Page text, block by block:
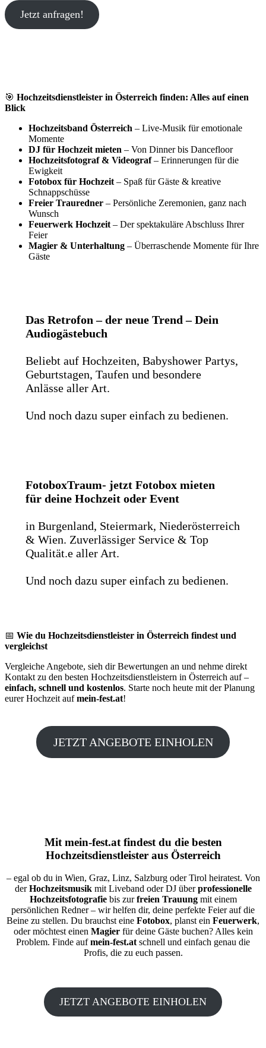
Jetzt anfragen!
🎯 Hochzeitsdienstleister in Österreich finden: Alles auf einen
Blick
Hochzeitsband Österreich – Live-Musik für emotionale
Momente
DJ für Hochzeit mieten – Von Dinner bis Dancefloor
Hochzeitsfotograf & Videograf– Erinnerungen für die
Ewigkeit
Fotobox für Hochzeit – Spaß für Gäste & kreative
Schnappschüsse
Freier Trauredner – Persönliche Zeremonien, ganz nach
Wunsch
Feuerwerk Hochzeit – Der spektakuläre Abschluss Ihrer
Feier
Magier & Unterhaltung – Überraschende Momente für Ihre
Gäste
Das Retrofon – der neue Trend – Dein
Audiogästebuch
Beliebt auf Hochzeiten, Babyshower Partys,
Geburtstagen, Taufen und besondere
Anlässe aller Art.
Und noch dazu super einfach zu bedienen.
FotoboxTraum- jetzt Fotobox mieten
für deine Hochzeit oder Event
in Burgenland, Steiermark, Niederösterreich
& Wien. Zuverlässiger Service & Top
Qualität.e aller Art.
Und noch dazu super einfach zu bedienen.
📅 Wie du Hochzeitsdienstleister in Österreich findest und
vergleichst
Vergleiche Angebote, sieh dir Bewertungen an und nehme direkt
Kontakt zu den besten Hochzeitsdienstleistern in Österreich auf –
einfach, schnell und kostenlos. Starte noch heute mit der Planung
eurer Hochzeit aufmein-fest.at!
JETZT ANGEBOTE EINHOLEN
Mit mein-fest.atfindest du die besten
Hochzeitsdienstleister aus Österreich
– egal ob du in Wien, Graz, Linz, Salzburg oder Tirol heiratest. Von
derHochzeitsmusikmit Liveband oder DJ überprofessionelle
Hochzeitsfotografiebis zurfreien Trauungmit einem
persönlichen Redner – wir helfen dir, deine perfekte Feier auf die
Beine zu stellen. Du brauchst eine Fotobox, planst ein Feuerwerk,
oder möchtest einen Magierfür deine Gäste buchen? Alles kein
Problem. Finde aufmein-fest.atschnell und einfach genau die
Profis, die zu euch passen.
JETZT ANGEBOTE EINHOLEN